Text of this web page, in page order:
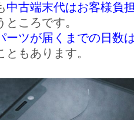
中古端末代はお客様負担
ころです。
ーツが届くまでの日数
ともあります。